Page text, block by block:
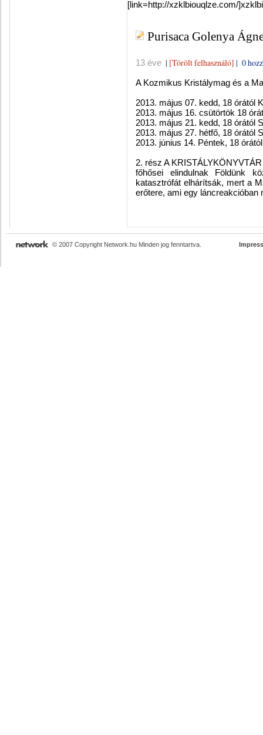
[link=http://xzklbiouqlze.com/
Purisaca Golenya
13 éve | [Törölt felhasználó] | 0
A Kozmikus Kristálymag és a
2013. május 07. kedd, 18 órától
2013. május 16. csütörtök 18
2013. május 21. kedd, 18 órától
2013. május 27. hétfő, 18 órától
2013. június 14. Péntek, 18
2. rész A
főhősei elindulnak Földünk
katasztrófát elhárítsák, mert a
erőtere, ami egy láncreakcióban
© 2007 Copyright Network.hu Minden jog fenntartva.